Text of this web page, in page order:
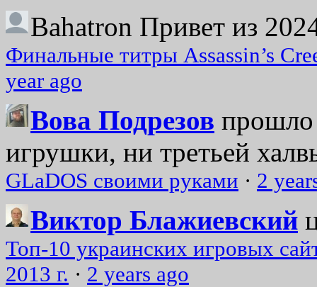
Bahatron Привет из
Финальные титры Assassin’s
year ago
Вова Подрезов прошло
игрушки, ни третьей
GLaDOS своими руками · 2
Виктор Блажиевский
Топ-10 украинских игровых
2013 г. · 2 years ago